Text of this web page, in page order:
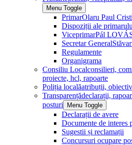
Menu Toggle
PrimarOlaru Paul
Dispoziții ale
ViceprimarPál
Secretar General
Regulamente
Organigrama
Consiliu Localconsilieri,
proiecte, hcl, rapoarte
Poliția localăatribuții,
Transparențădeclarații,
posturi
Menu Toggle
Declarații de avere
Documente de interes
Sugestii și reclamații
Concursuri ocupare